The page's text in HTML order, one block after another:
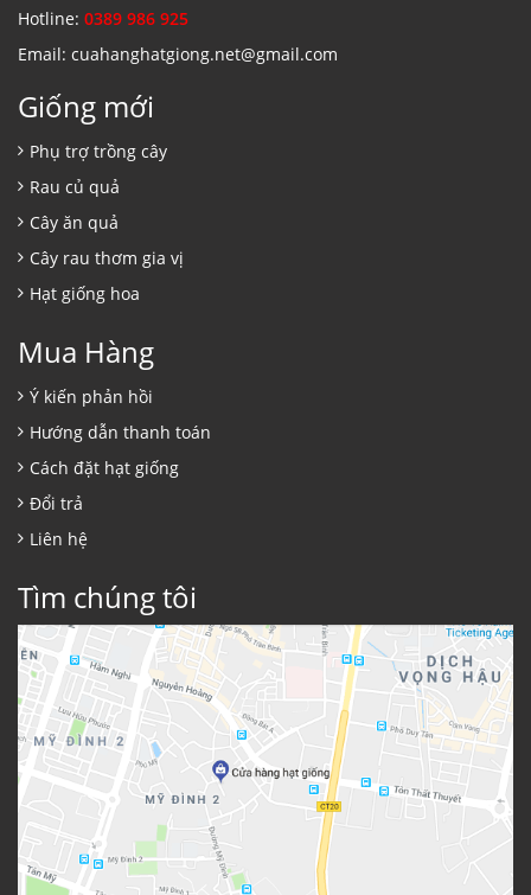
Hotline: 0389 986 925
Email: cuahanghatgiong.net@gmail.com
Giống mới
Phụ trợ trồng cây
Rau củ quả
Cây ăn quả
Cây rau thơm gia vị
Hạt giống hoa
Mua Hàng
Ý kiến phản hồi
Hướng dẫn thanh toán
Cách đặt hạt giống
Đổi trả
Liên hệ
Tìm chúng tôi